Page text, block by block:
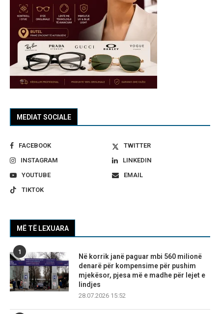
MEDIAT SOCIALE
FACEBOOK
TWITTER
INSTAGRAM
LINKEDIN
YOUTUBE
EMAIL
TIKTOK
MË TË LEXUARA
1
Në korrik janë paguar mbi 560 milionë
denarë për kompensime për pushim
mjekësor, pjesa më e madhe për lejet e
lindjes
28.07.2026 15:52